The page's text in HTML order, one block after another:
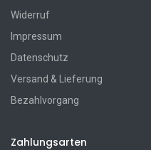
Widerruf
Impressum
Datenschutz
Versand & Lieferung
Bezahlvorgang
Zahlungsarten